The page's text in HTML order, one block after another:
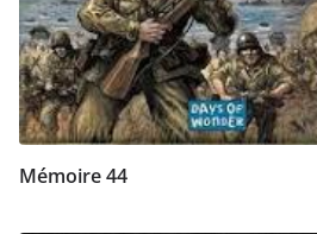
Mémoire 44